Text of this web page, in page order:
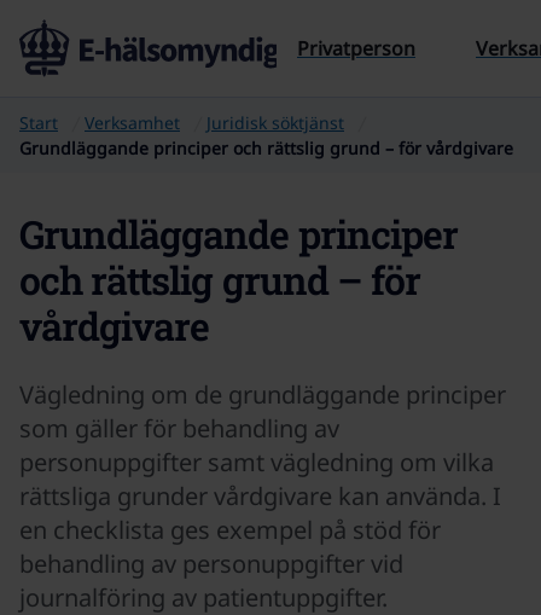
Till sidans innehåll
Privatperson
Start Verksamhet
Juridisk söktjänst
Grundläggande principer och rättslig grund – för vårdgivare
Grundläggande principer
och rättslig grund – för
vårdgivare
Vägledning om de grundläggande principer
som gäller för behandling av
personuppgifter samt vägledning om vilka
rättsliga grunder vårdgivare kan använda. I
en checklista ges exempel på stöd för
behandling av personuppgifter vid
journalföring av patientuppgifter.